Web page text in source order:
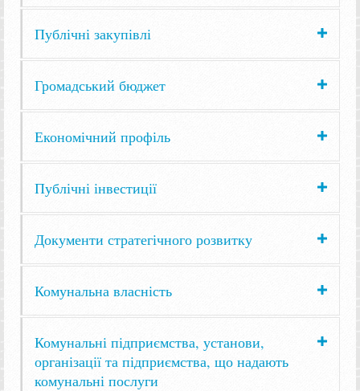
Публічні закупівлі
Громадський бюджет
Економічний профіль
Публічні інвестиції
Документи стратегічного розвитку
Комунальна власність
Комунальні підприємства, установи,
організації та підприємства, що надають
комунальні послуги